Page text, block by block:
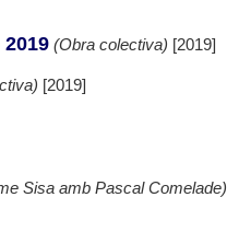
(Obra colectiva) [2019]
[2019]
Sisa amb Pascal Comelade)